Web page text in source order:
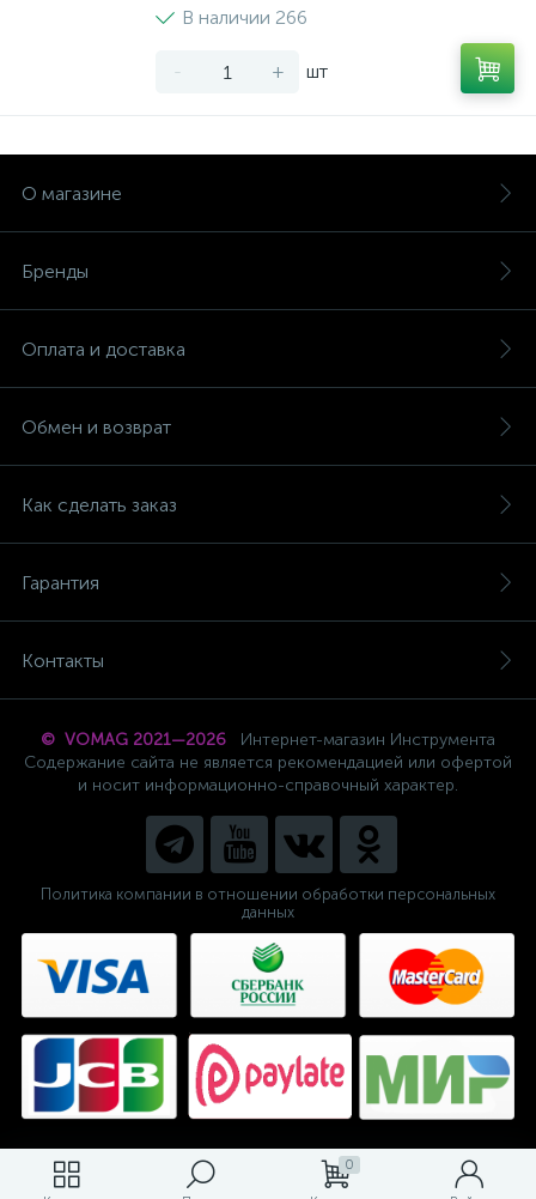
0
В наличии 266
- + шт
О магазине
Бренды
Оплата и доставка
Обмен и возврат
Как сделать заказ
Гарантия
Контакты
© VOMAG 2021—2026
Интернет-магазин Инструмента
Содержание сайта не является рекомендацией или офертой
и носит информационно-справочный характер.
Политика компании в отношении обработки персональных
данных